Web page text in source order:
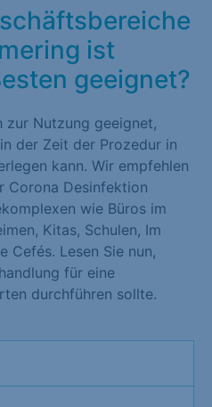
ist
geeignet?
zur Nutzung geeignet,
der Zeit der Prozedur in
kann. Wir empfehlen
Corona Desinfektion
wie Büros im
Kitas, Schulen, Im
Cefés. Lesen Sie nun,
für eine
durchführen sollte.